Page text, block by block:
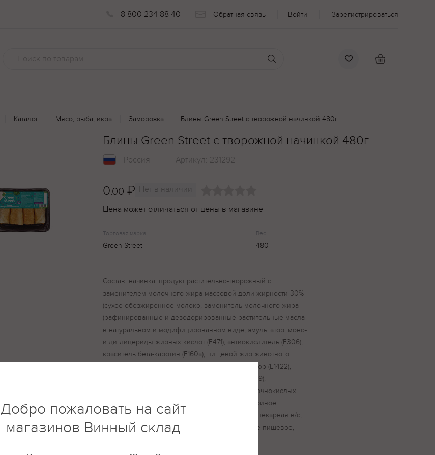
8 800 234 88 40 Обратная связь Войти Зарегистрироваться
Каталог Мясо, рыба, икра Заморозка Блины Green Street с творожной начинкой 480г
Блины Green Street с творожной начинкой 480г
Россия Артикул: 231292
0.00 ₽ Нет в наличии
Цена может отличаться от цены в магазине
Торговая марка
Green Street
Вес
480
Состав: начинка: продукт растительно-творожный с
заменителем молочного жира массовой доли жирности 30%
(сухое обезжиренное молоко, заменитель молочного жира
(рафинированные и дезодорированные растительные масла
в натуральном и модифицированном виде, эмульгатор: моно-
и диглицериды жирных кислот (Е471), антиокислитель (Е306),
краситель бета-каротин (Е160а), пищевой жир животного
происхождения, пищевые волокна, стабилизатор (Е1422),
регулятор кислотности (Е331), уплотнитель (Е509),
ферментный препарат – пепсин, закваска молочнокислых
микроорганизмов, консервант (Е202)), яйцо куриное
пищевое, сахар; тесто - мука пшеничная хлебопекарная в/с,
вода питьевая, молоко питьевое, яйцо куриное пищевое,
Добро пожаловать на сайт
магазинов Винный склад